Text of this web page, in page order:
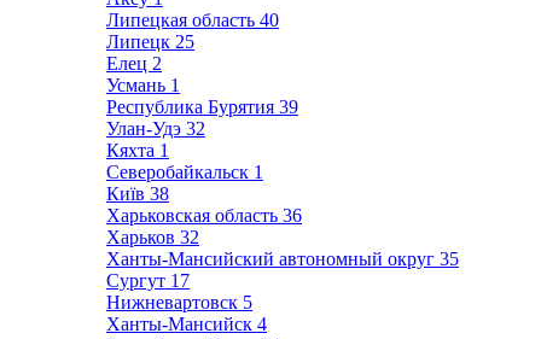
Липецкая область 40
Липецк 25
Елец 2
Усмань 1
Республика Бурятия 39
Улан-Удэ 32
Кяхта 1
Северобайкальск 1
Київ 38
Харьковская область 36
Харьков 32
Ханты-Мансийский автономный округ 35
Сургут 17
Нижневартовск 5
Ханты-Мансийск 4